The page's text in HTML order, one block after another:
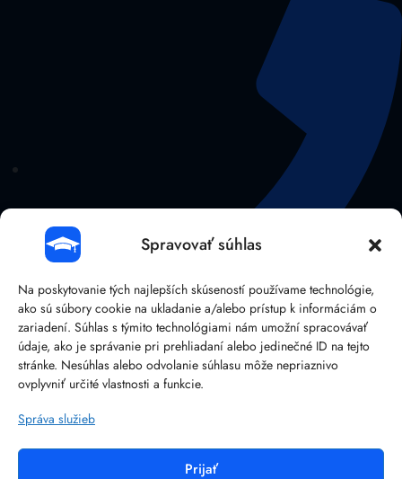
Spravovať súhlas
Na poskytovanie tých najlepších skúseností používame technológie,
ako sú súbory cookie na ukladanie a/alebo prístup k informáciám o
zariadení. Súhlas s týmito technológiami nám umožní spracovávať
údaje, ako je správanie pri prehliadaní alebo jedinečné ID na tejto
stránke. Nesúhlas alebo odvolanie súhlasu môže nepriaznivo
ovplyvniť určité vlastnosti a funkcie.
Správa služieb
Prijať
041/38 107 14